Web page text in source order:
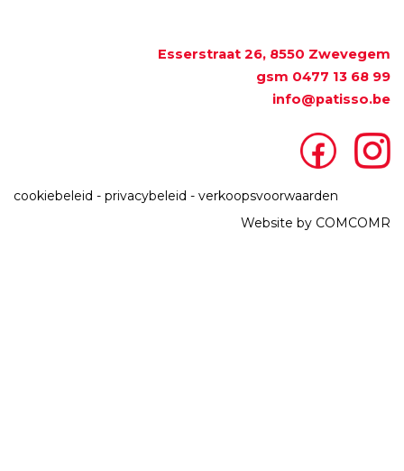
Esserstraat 26, 8550 Zwevegem
gsm 0477 13 68 99
info@patisso.be
cookiebeleid - privacybeleid - verkoopsvoorwaarden
Website by COMCOMR